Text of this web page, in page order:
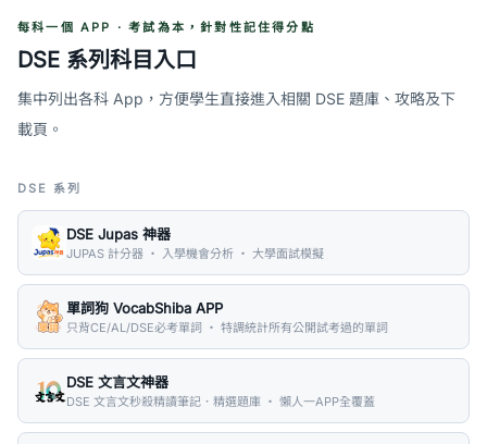
每科一個 APP · 考試為本，針對性記住得分點
DSE 系列科目入口
集中列出各科 App，方便學生直接進入相關 DSE 題庫、攻略及下
載頁。
DSE 系列
DSE Jupas 神器
JUPAS 計分器 ・ 入學機會分析 ・ 大學面試模擬
單詞狗 VocabShiba APP
只背CE/AL/DSE必考單詞 ・ 特調統計所有公開試考過的單詞
DSE 文言文神器
DSE 文言文秒殺精讀筆記．精選題庫 ・ 懶人一APP全覆蓋